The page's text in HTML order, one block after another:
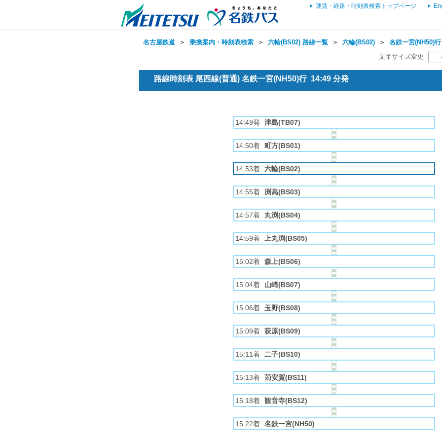
運賃・経路・時刻表検索トップページ
名古屋鉄道 ＞ 乗換案内・時刻表検索 ＞ 六輪(BS02) 路線一覧 ＞ 六輪(BS02) ＞ 名鉄一宮(NH50)
文字サイズ変更
路線時刻表 尾西線(普通) 名鉄一宮(NH50)行 14:49 分発
14:49発 津島(TB07)
14:50着 町方(BS01)
14:53着 六輪(BS02)
14:55着 渕高(BS03)
14:57着 丸渕(BS04)
14:59着 上丸渕(BS05)
15:02着 森上(BS06)
15:04着 山崎(BS07)
15:06着 玉野(BS08)
15:09着 萩原(BS09)
15:11着 二子(BS10)
15:13着 苅安賀(BS11)
15:18着 観音寺(BS12)
15:22着 名鉄一宮(NH50)